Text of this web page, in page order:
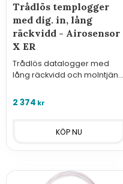
Trådlös templogger
med dig. in, lång
räckvidd - Airosensor
X ER
Trådlös datalogger med
lång räckvidd och molntjänst
övervakning av temperatur,
2 374 kr